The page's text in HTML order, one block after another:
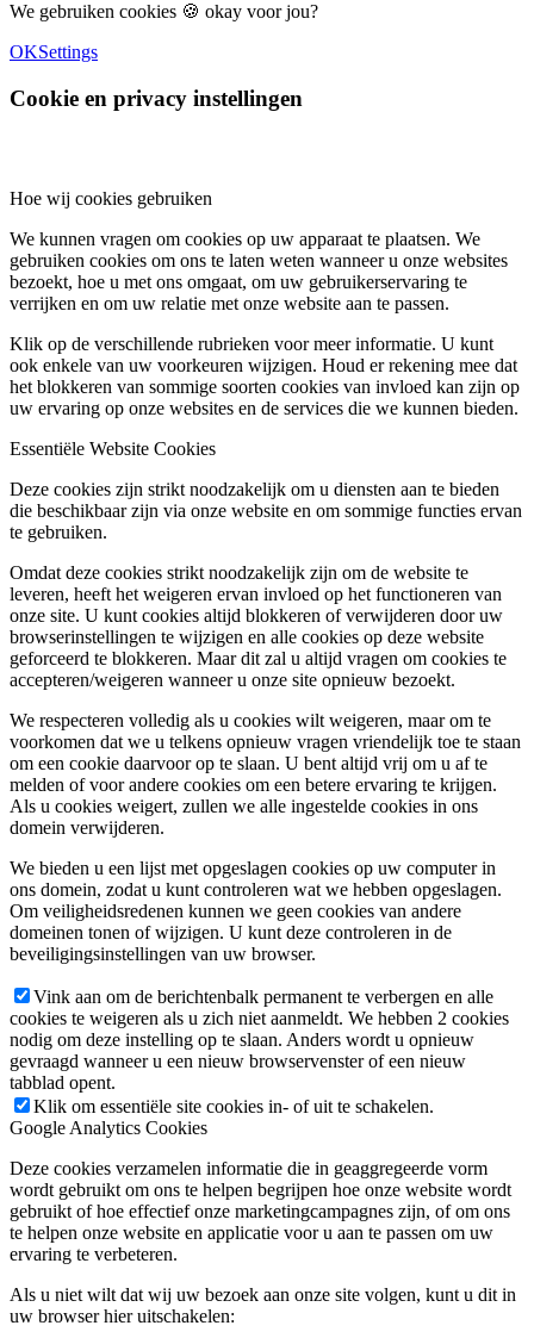
We gebruiken cookies 🍪 okay voor jou?
OKSettings
Cookie en privacy instellingen
Hoe wij cookies gebruiken
We kunnen vragen om cookies op uw apparaat te plaatsen. We
gebruiken cookies om ons te laten weten wanneer u onze websites
bezoekt, hoe u met ons omgaat, om uw gebruikerservaring te
verrijken en om uw relatie met onze website aan te passen.
Klik op de verschillende rubrieken voor meer informatie. U kunt
ook enkele van uw voorkeuren wijzigen. Houd er rekening mee dat
het blokkeren van sommige soorten cookies van invloed kan zijn op
uw ervaring op onze websites en de services die we kunnen bieden.
Essentiële Website Cookies
Deze cookies zijn strikt noodzakelijk om u diensten aan te bieden
die beschikbaar zijn via onze website en om sommige functies ervan
te gebruiken.
Omdat deze cookies strikt noodzakelijk zijn om de website te
leveren, heeft het weigeren ervan invloed op het functioneren van
onze site. U kunt cookies altijd blokkeren of verwijderen door uw
browserinstellingen te wijzigen en alle cookies op deze website
geforceerd te blokkeren. Maar dit zal u altijd vragen om cookies te
accepteren/weigeren wanneer u onze site opnieuw bezoekt.
We respecteren volledig als u cookies wilt weigeren, maar om te
voorkomen dat we u telkens opnieuw vragen vriendelijk toe te staan
om een cookie daarvoor op te slaan. U bent altijd vrij om u af te
melden of voor andere cookies om een betere ervaring te krijgen.
Als u cookies weigert, zullen we alle ingestelde cookies in ons
domein verwijderen.
We bieden u een lijst met opgeslagen cookies op uw computer in
ons domein, zodat u kunt controleren wat we hebben opgeslagen.
Om veiligheidsredenen kunnen we geen cookies van andere
domeinen tonen of wijzigen. U kunt deze controleren in de
beveiligingsinstellingen van uw browser.
Vink aan om de berichtenbalk permanent te verbergen en alle
cookies te weigeren als u zich niet aanmeldt. We hebben 2 cookies
nodig om deze instelling op te slaan. Anders wordt u opnieuw
gevraagd wanneer u een nieuw browservenster of een nieuw
tabblad opent.
Klik om essentiële site cookies in- of uit te schakelen.
Google Analytics Cookies
Deze cookies verzamelen informatie die in geaggregeerde vorm
wordt gebruikt om ons te helpen begrijpen hoe onze website wordt
gebruikt of hoe effectief onze marketingcampagnes zijn, of om ons
te helpen onze website en applicatie voor u aan te passen om uw
ervaring te verbeteren.
Als u niet wilt dat wij uw bezoek aan onze site volgen, kunt u dit in
uw browser hier uitschakelen: